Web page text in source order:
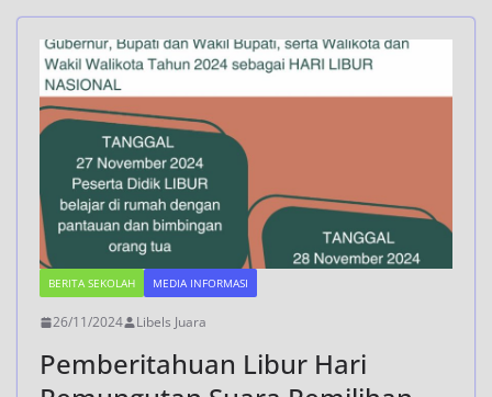
BERITA SEKOLAH MEDIA INFORMASI
26/11/2024 Libels Juara
Pemberitahuan Libur Hari